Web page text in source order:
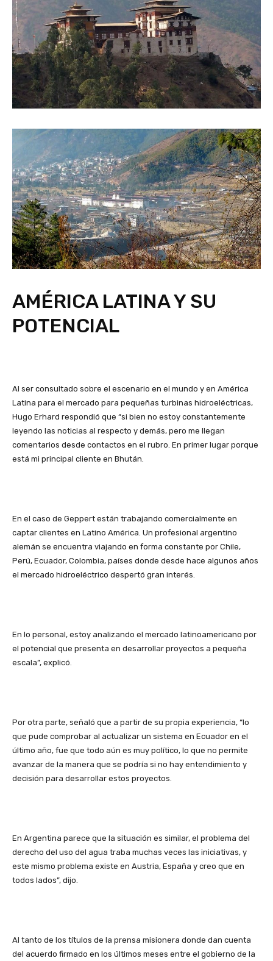
AMÉRICA LATINA Y SU
POTENCIAL
Al ser consultado sobre el escenario en el mundo y en América
Latina para el mercado para pequeñas turbinas hidroeléctricas,
Hugo Erhard respondió que “si bien no estoy constantemente
leyendo las noticias al respecto y demás, pero me llegan
comentarios desde contactos en el rubro. En primer lugar porque
está mi principal cliente en Bhután.
En el caso de Geppert están trabajando comercialmente en
captar clientes en Latino América. Un profesional argentino
alemán se encuentra viajando en forma constante por Chile,
Perú, Ecuador, Colombia, países donde desde hace algunos años
el mercado hidroeléctrico despertó gran interés.
En lo personal, estoy analizando el mercado latinoamericano por
el potencial que presenta en desarrollar proyectos a pequeña
escala”, explicó.
Por otra parte, señaló que a partir de su propia experiencia, “lo
que pude comprobar al actualizar un sistema en Ecuador en el
último año, fue que todo aún es muy político, lo que no permite
avanzar de la manera que se podría si no hay entendimiento y
decisión para desarrollar estos proyectos.
En Argentina parece que la situación es similar, el problema del
derecho del uso del agua traba muchas veces las iniciativas, y
este mismo problema existe en Austria, España y creo que en
todos lados”, dijo.
Al tanto de los títulos de la prensa misionera donde dan cuenta
del acuerdo firmado en los últimos meses entre el gobierno de la